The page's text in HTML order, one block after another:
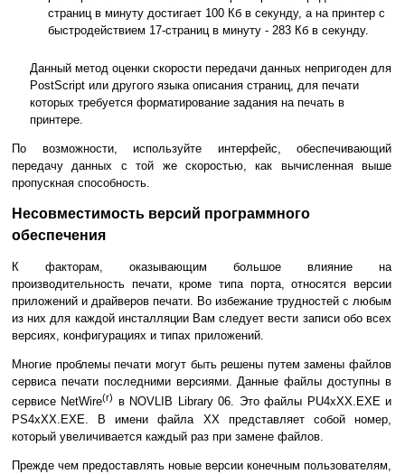
страниц в минуту достигает 100 Кб в секунду, а на принтер с
быстродействием 17-страниц в минуту - 283 Кб в секунду.
Данный метод оценки скорости передачи данных непригоден для
PostScript или другого языка описания страниц, для печати
которых требуется форматирование задания на печать в
принтере.
По возможности, используйте интерфейс, обеспечивающий
передачу данных с той же скоростью, как вычисленная выше
пропускная способность.
Несовместимость версий программного
обеспечения
К факторам, оказывающим большое влияние на
производительность печати, кроме типа порта, относятся версии
приложений и драйверов печати. Во избежание трудностей с любым
из них для каждой инсталляции Вам следует вести записи обо всех
версиях, конфигурациях и типах приложений.
Многие проблемы печати могут быть решены путем замены файлов
сервиса печати последними версиями. Данные файлы доступны в
сервисе NetWire(r) в NOVLIB Library 06. Это файлы PU4xXX.EXE и
PS4xXX.EXE. В имени файла XX представляет собой номер,
который увеличивается каждый раз при замене файлов.
Прежде чем предоставлять новые версии конечным пользователям,